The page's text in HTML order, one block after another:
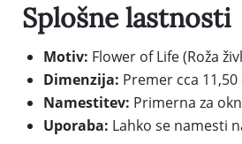
Splošne lastnosti
Motiv: Flower of Life (Roža
Dimenzija: Premer cca 11,50
Namestitev: Primerna za
Uporaba: Lahko se namesti